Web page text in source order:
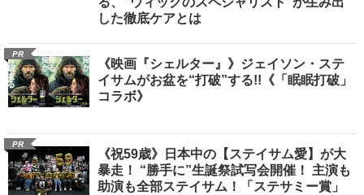
した徹底ケアとは
PR
《映画『シェルター』》ジェイソン・ステ
イサムがお盆を“打破”する!!《「眠眠打破」
コラボ》
PR
《祝59歳》日本中の【ステイサム愛】が大
暴走！ “勝手に”生誕祭試写会開催！ 主演も
助演も全部ステイサム！「ステサミー賞」